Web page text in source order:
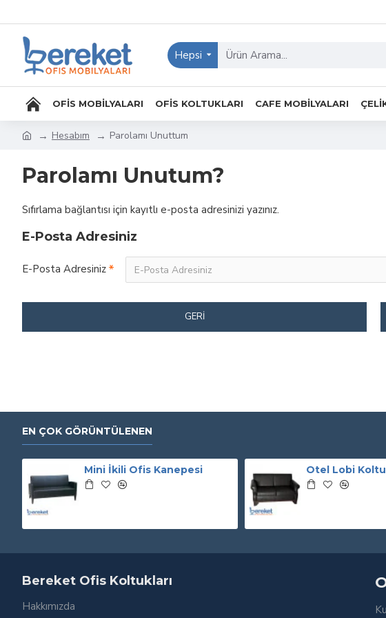
Hepsi
OFIS MOBILYALARI OFIS KOLTUKLARI CAFE MOBILYALARI
Hesabım Parolamı Unuttum
Parolamı Unutum?
Sıfırlama bağlantısı için kayıtlı e-posta adresinizi yazınız.
E-Posta Adresiniz
E-Posta Adresiniz
GERI
EN ÇOK GÖRÜNTÜLENEN
Mini İkili Ofis Kanepesi
Bereket Ofis Koltukları
Hakkımızda